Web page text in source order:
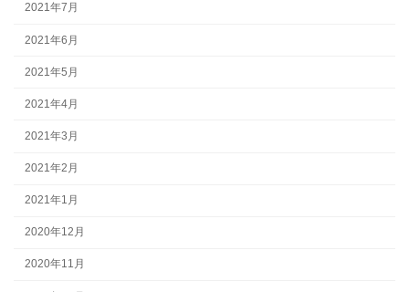
2021年7月
2021年6月
2021年5月
2021年4月
2021年3月
2021年2月
2021年1月
2020年12月
2020年11月